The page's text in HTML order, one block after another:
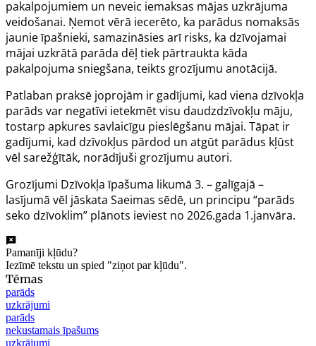
pakalpojumiem un neveic iemaksas mājas uzkrājuma
veidošanai. Ņemot vērā iecerēto, ka parādus nomaksās
jaunie īpašnieki, samazināsies arī risks, ka dzīvojamai
mājai uzkrātā parāda dēļ tiek pārtraukta kāda
pakalpojuma sniegšana, teikts grozījumu anotācijā.
Patlaban praksē joprojām ir gadījumi, kad viena dzīvokļa
parāds var negatīvi ietekmēt visu daudzdzīvokļu māju,
tostarp apkures savlaicīgu pieslēgšanu mājai. Tāpat ir
gadījumi, kad dzīvokļus pārdod un atgūt parādus kļūst
vēl sarežģītāk, norādījuši grozījumu autori.
Grozījumi Dzīvokļa īpašuma likumā 3. – galīgajā –
lasījumā vēl jāskata Saeimas sēdē, un principu “parāds
seko dzīvoklim” plānots ieviest no 2026.gada 1.janvāra.
Pamanīji kļūdu?
Iezīmē tekstu un spied "ziņot par kļūdu".
Tēmas
parāds
uzkrājumi
parāds
nekustamais īpašums
uzkrājumi